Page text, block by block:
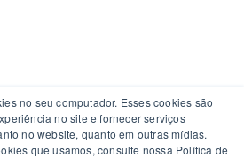
no seu computador. Esses cookies são
no site e fornecer serviços
no website, quanto em outras mídias.
que usamos, consulte nossa Política de